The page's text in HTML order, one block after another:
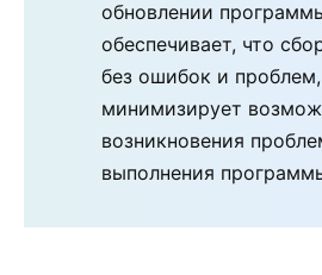
обновлении
обеспечивает, что
без ошибок и
минимизирует
возникновения
выполнения